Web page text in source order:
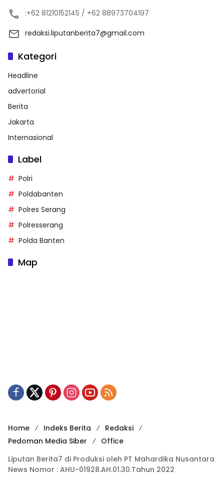
:+62 81210152145 / +62 88973704197
redaksi.liputanberita7@gmail.com
Kategori
Headline
advertorial
Berita
Jakarta
Internasional
Label
Polri
Poldabanten
Polres Serang
Polresserang
Polda Banten
Map
Home Indeks Berita
Redaksi
Pedoman Media Siber
Office
Liputan Berita7 di Produksi oleh PT Mahardika Nusantara
News Nomor : AHU-01928.AH.01.30.Tahun 2022